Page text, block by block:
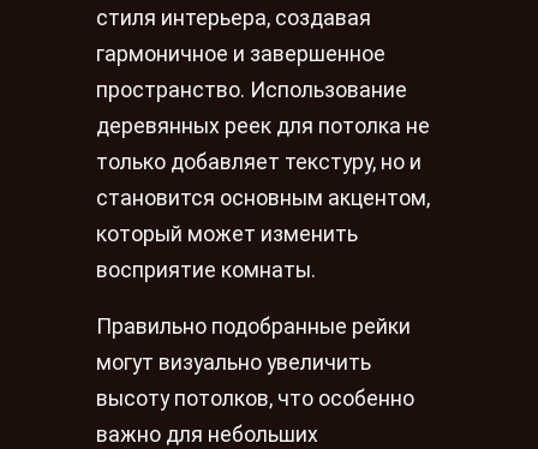
стиля интерьера, создавая
гармоничное и завершенное
пространство. Использование
деревянных реек для потолка не
только добавляет текстуру, но и
становится основным акцентом,
который может изменить
восприятие комнаты.
Правильно подобранные рейки
могут визуально увеличить
высоту потолков, что особенно
важно для небольших